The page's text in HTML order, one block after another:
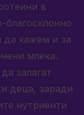
в
благосклонно
кажем и за
млека.
залагат
деца, заради
нутриенти